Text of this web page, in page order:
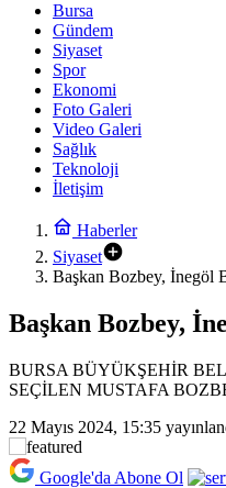
Bursa
Gündem
Siyaset
Spor
Ekonomi
Foto Galeri
Video Galeri
Sağlık
Teknoloji
İletişim
Haberler
Siyaset
Başkan Bozbey, İnegöl
Başkan Bozbey,
BURSA BÜYÜKŞEHİR
SEÇİLEN MUSTAFA
22 Mayıs 2024, 15:35
Google'da Abone Ol